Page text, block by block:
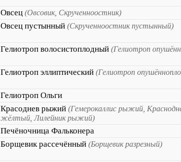
Овсец (Овсовик, Скрученноостник)
Овсец пустынный (Скрученноостник пустынный)
Гелиотроп волосистоплодный (Гелиотроп
Гелиотроп эллиптический (Гелиотроп
Гелиотроп Ольги
Красоднев рыжий (Гемерокаллис рыжий,
жёлтый, Лилейник рыжий)
Печёночница Фальконера
Борщевик рассечённый (Борщевик разрезный)